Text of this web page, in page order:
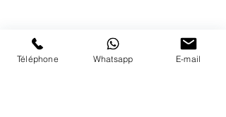
PAIEMENTS ACCEPTÉS
Téléphone Whatsapp E-mail